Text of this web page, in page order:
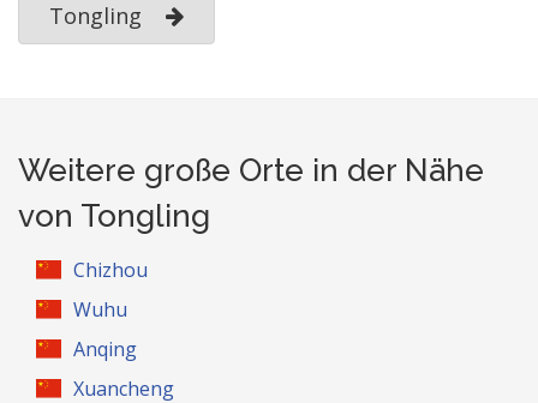
Tongling
Weitere große Orte in der Nähe
von Tongling
Chizhou
Wuhu
Anqing
Xuancheng